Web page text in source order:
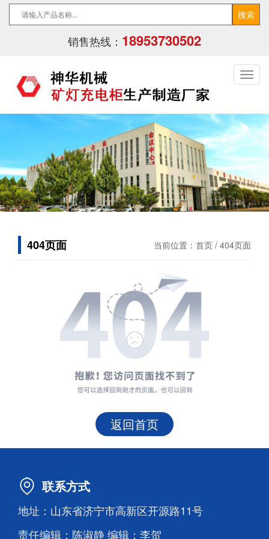
销售热线： 18953730502
404页面 当前位置： 首页 / 404页面
返回首页
联系方式
地址：山东省济宁市高新区开源路11号
责任编辑：陈淑静 编辑：李贺